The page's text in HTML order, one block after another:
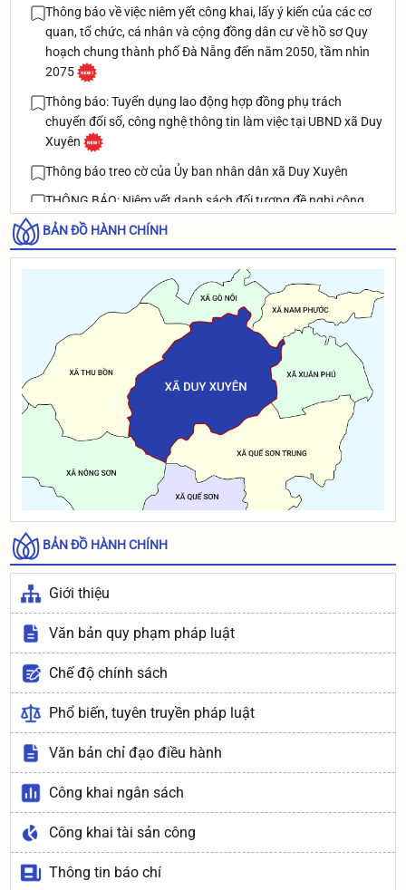
Thông báo về việc niêm yết công khai, lấy ý kiến của các cơ
quan, tổ chức, cá nhân và cộng đồng dân cư về hồ sơ Quy
hoạch chung thành phố Đà Nẵng đến năm 2050, tầm nhìn
2075
Thông báo: Tuyển dụng lao động hợp đồng phụ trách
chuyển đổi số, công nghệ thông tin làm việc tại UBND xã Duy
Xuyên
Thông báo treo cờ của Ủy ban nhân dân xã Duy Xuyên
THÔNG BÁO: Niêm yết danh sách đối tượng đề nghị công
nhận và giải quyết chế đệ thương binh theo Nghị định
Thông báo rà soát danh sách người dân đủ điều kiện để cấp
BHYT xã An toàn khu của xã Duy Xuyên
Thông báo: Niêm yết Danh sách đối tượng đề nghị công
nhận và giải quyết chế độ thương binh theo Nghị định
131/2021/NĐ-CP của chính phủ
Thông báo: Niêm yết Danh sách đối tượng đề nghị công
nhận và giải quyết chế độ thương binh theo Nghị định
131/2021/NĐ-CP của chính phủ
BẢN ĐỒ HÀNH CHÍNH
BẢN ĐỒ HÀNH CHÍNH
Giới thiệu
Văn bản quy phạm pháp luật
Chế độ chính sách
Phổ biến, tuyên truyền pháp luật
Văn bản chỉ đạo điều hành
Công khai ngân sách
Công khai tài sản công
Thông tin báo chí